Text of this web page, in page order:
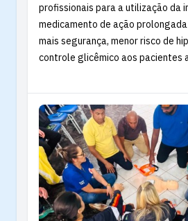
profissionais para a utilização da
medicamento de ação
mais segurança, menor risco de
controle glicêmico aos pacientes